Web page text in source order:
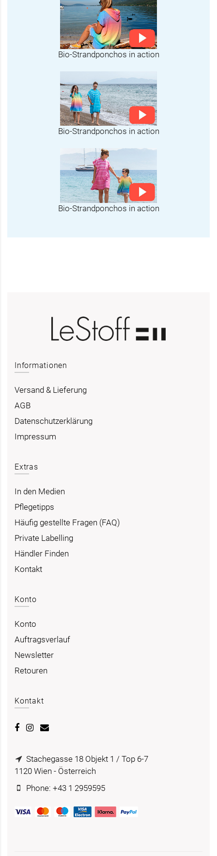
Bio-Strandponchos in action
Bio-Strandponchos in action
Bio-Strandponchos in action
Informationen
Versand & Lieferung
AGB
Datenschutzerklärung
Impressum
Extras
In den Medien
Pflegetipps
Häufig gestellte Fragen (FAQ)
Private Labelling
Händler Finden
Kontakt
Konto
Konto
Auftragsverlauf
Newsletter
Retouren
Kontakt
Stachegasse 18 Objekt 1 / Top 6-7
1120 Wien - Österreich
Phone: +43 1 2959595